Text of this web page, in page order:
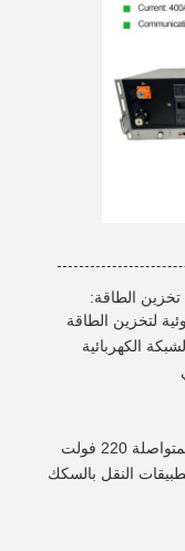
الطاقة:
لتخزين الطاقة
الكهربائية
220 فولت
110 فولت لتطبيقات النقل بالسكك